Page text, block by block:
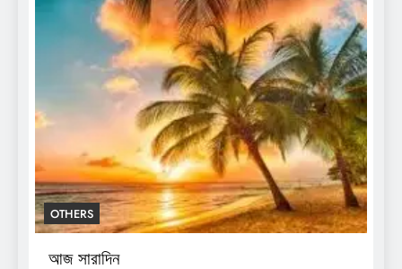
OTHERS
আজ সারাদিন